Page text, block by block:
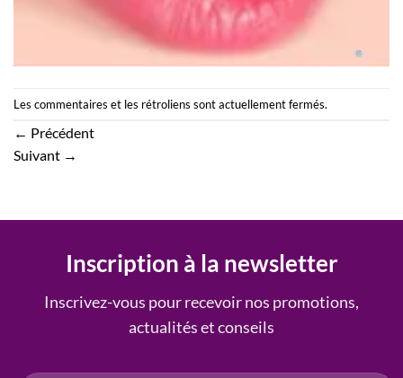
Les commentaires et les rétroliens sont actuellement fermés.
← Précédent
Suivant →
Inscription à la newsletter
Inscrivez-vous pour recevoir nos promotions,
actualités et conseils